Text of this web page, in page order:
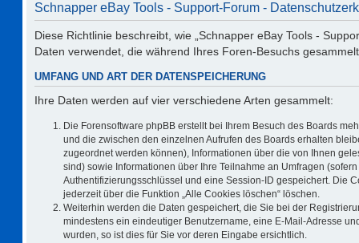
Schnapper eBay Tools - Support-Forum -
Diese Richtlinie beschreibt, wie „Schnapper eBay Tools -
Daten verwendet, die während Ihres Foren-Besuchs
UMFANG UND ART DER DATENSPEICHERUNG
Ihre Daten werden auf vier verschiedene Arten gesammelt:
Die Forensoftware phpBB erstellt bei Ihrem Besuch des Boards
und die zwischen den einzelnen Aufrufen des Boards erhalten
zugeordnet werden können), Informationen über die von Ihnen
sind) sowie Informationen über Ihre Teilnahme an Umfragen
Authentifizierungsschlüssel und eine Session-ID gespeichert. Die
jederzeit über die Funktion „Alle Cookies löschen“ löschen.
Weiterhin werden die Daten gespeichert, die Sie bei der
mindestens ein eindeutiger Benutzername, eine E-Mail-Adresse
wurden, so ist dies für Sie vor deren Eingabe ersichtlich.